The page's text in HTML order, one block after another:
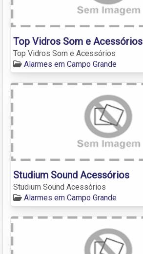
Top Vidros Som e Acessórios
Top Vidros Som e Acessórios
Alarmes em Campo Grande
Studium Sound Acessórios
Studium Sound Acessórios
Alarmes em Campo Grande